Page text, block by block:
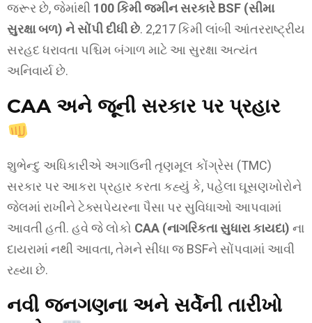
જરૂર છે, જેમાંથી 100 કિમી જમીન સરકારે BSF (સીમા
સુરક્ષા બળ) ને સોંપી દીધી છે. 2,217 કિમી લાંબી આંતરરાષ્ટ્રીય
સરહદ ધરાવતા પશ્ચિમ બંગાળ માટે આ સુરક્ષા અત્યંત
અનિવાર્ય છે.
CAA અને જૂની સરકાર પર પ્રહાર
શુભેન્દુ અધિકારીએ અગાઉની તૃણમૂલ કોંગ્રેસ (TMC)
સરકાર પર આકરા પ્રહાર કરતા કહ્યું કે, પહેલા ઘૂસણખોરોને
જેલમાં રાખીને ટેક્સપેયરના પૈસા પર સુવિધાઓ આપવામાં
આવતી હતી. હવે જે લોકો CAA (નાગરિકતા સુધારા કાયદા) ના
દાયરામાં નથી આવતા, તેમને સીધા જ BSFને સોંપવામાં આવી
રહ્યા છે.
નવી જનગણના અને સર્વેની તારીખો